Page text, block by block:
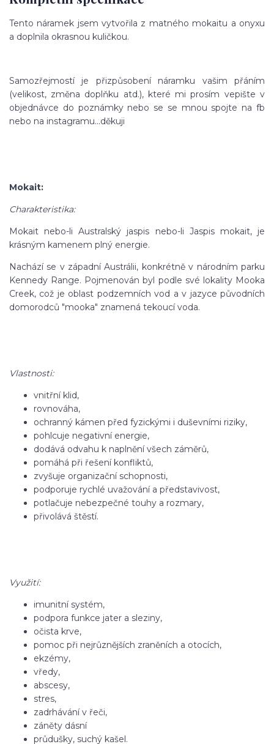
Tento náramek jsem vytvořila z matného mokaitu a onyxu
a doplnila okrasnou kuličkou.
Samozřejmostí je přizpůsobení náramku vašim přáním
(velikost, změna doplňku atd.), které mi prosím vepište v
objednávce do poznámky nebo se se mnou spojte na fb
nebo na instagramu...děkuji
Mokait:
Charakteristika:
Mokait nebo-li Australský jaspis nebo-li Jaspis mokait, je
krásným kamenem plný energie.
Nachází se v západní Austrálii, konkrétně v národním parku
Kennedy Range. Pojmenován byl podle své lokality Mooka
Creek, což je oblast podzemních vod a v jazyce původních
domorodců "mooka" znamená tekoucí voda.
Vlastnosti:
vnitřní klid,
rovnováha,
ochranný kámen před fyzickými i duševními riziky,
pohlcuje negativní energie,
dodává odvahu k naplnění všech záměrů,
pomáhá při řešení konfliktů,
zvyšuje organizační schopnosti,
podporuje rychlé uvažování a představivost,
potlačuje nebezpečné touhy a rozmary,
přivolává štěstí.
Využití:
imunitní systém,
podpora funkce jater a sleziny,
očista krve,
pomoc při nejrůznějších zraněních a otocích,
ekzémy,
vředy,
abscesy,
stres,
zadrhávání v řeči,
záněty dásní
průdušky, suchý kašel.